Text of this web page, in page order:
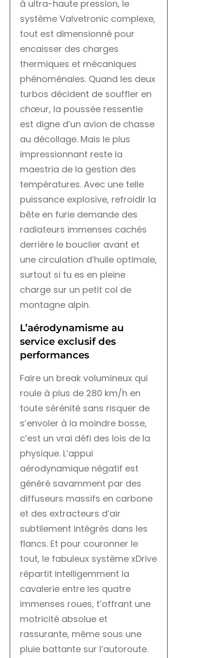
à ultra-haute pression, le
système Valvetronic complexe,
tout est dimensionné pour
encaisser des charges
thermiques et mécaniques
phénoménales. Quand les deux
turbos décident de souffler en
chœur, la poussée ressentie
est digne d’un avion de chasse
au décollage. Mais le plus
impressionnant reste la
maestria de la gestion des
températures. Avec une telle
puissance explosive, refroidir la
bête en furie demande des
radiateurs immenses cachés
derrière le bouclier avant et
une circulation d’huile optimale,
surtout si tu es en pleine
charge sur un petit col de
montagne alpin.
L’aérodynamisme au
service exclusif des
performances
Faire un break volumineux qui
roule à plus de 280 km/h en
toute sérénité sans risquer de
s’envoler à la moindre bosse,
c’est un vrai défi des lois de la
physique. L’appui
aérodynamique négatif est
généré savamment par des
diffuseurs massifs en carbone
et des extracteurs d’air
subtilement intégrés dans les
flancs. Et pour couronner le
tout, le fabuleux système xDrive
répartit intelligemment la
cavalerie entre les quatre
immenses roues, t’offrant une
motricité absolue et
rassurante, même sous une
pluie battante sur l’autoroute.